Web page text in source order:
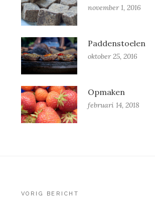
november 1, 2016
Paddenstoelen
oktober 25, 2016
Opmaken
februari 14, 2018
VORIG BERICHT